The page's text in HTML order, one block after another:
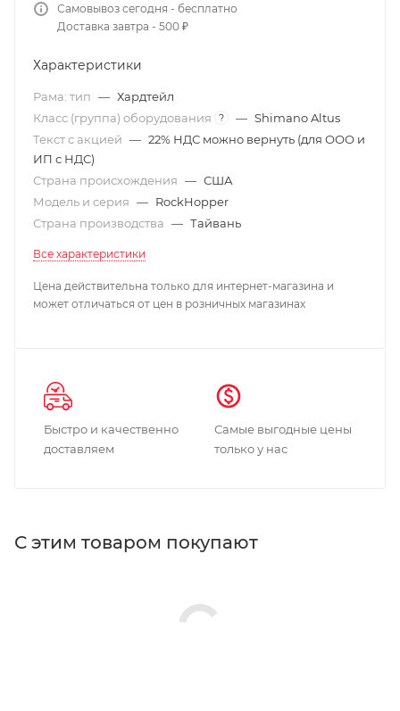
Самовывоз сегодня - бесплатно
Доставка завтра - 500 ₽
Характеристики
Рама: тип — Хардтейл
Класс (группа) оборудования
? — Shimano Altus
Текст с акцией — 22% НДС можно вернуть (для ООО и
ИП с НДС)
Страна происхождения — США
Модель и серия — RockHopper
Страна производства — Тайвань
Все характеристики
Цена действительна только для интернет-магазина и
может отличаться от цен в розничных магазинах
Быстро и качественно
доставляем
Самые выгодные цены
только у нас
С этим товаром покупают